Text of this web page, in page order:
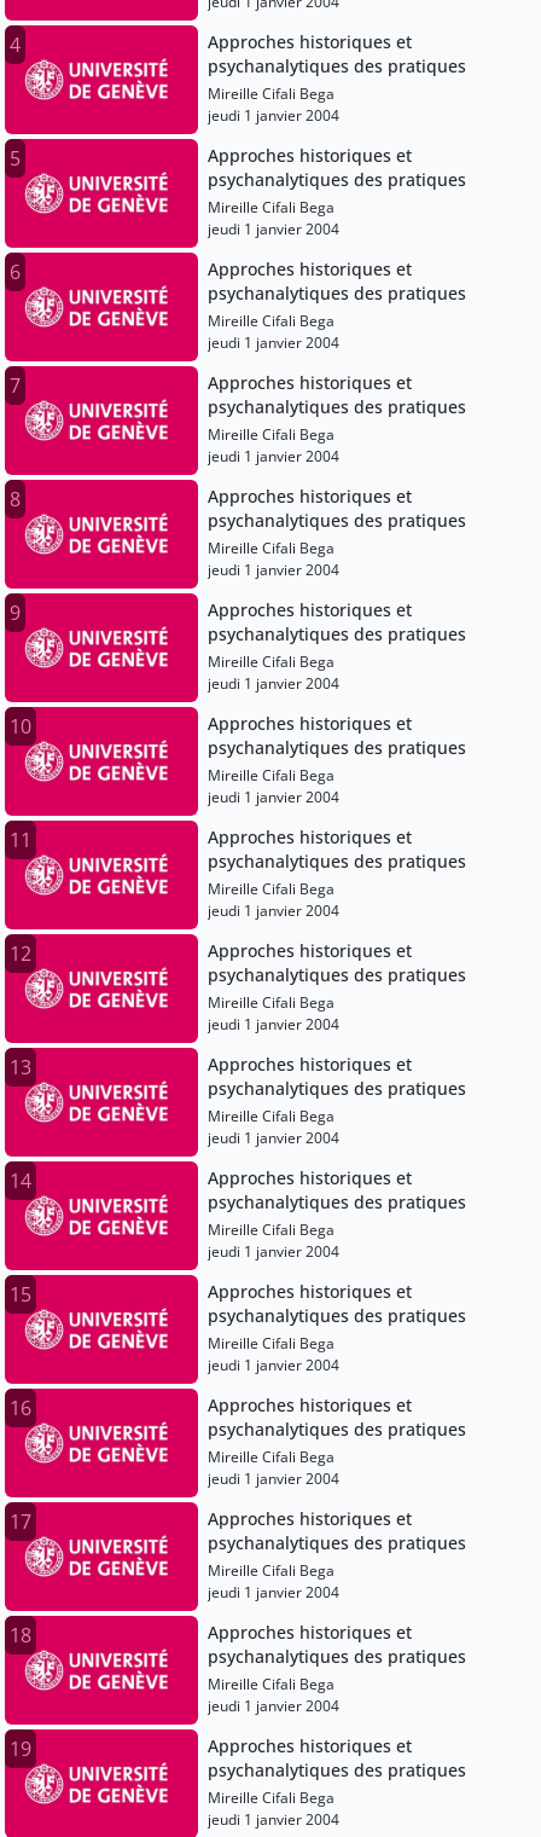
4
Approches historiques et
psychanalytiques des pratiques
Mireille Cifali Bega
jeudi 1 janvier 2004
5
Approches historiques et
psychanalytiques des pratiques
Mireille Cifali Bega
jeudi 1 janvier 2004
6
Approches historiques et
psychanalytiques des pratiques
Mireille Cifali Bega
jeudi 1 janvier 2004
7
Approches historiques et
psychanalytiques des pratiques
Mireille Cifali Bega
jeudi 1 janvier 2004
8
Approches historiques et
psychanalytiques des pratiques
Mireille Cifali Bega
jeudi 1 janvier 2004
9
Approches historiques et
psychanalytiques des pratiques
Mireille Cifali Bega
jeudi 1 janvier 2004
10
Approches historiques et
psychanalytiques des pratiques
Mireille Cifali Bega
jeudi 1 janvier 2004
11
Approches historiques et
psychanalytiques des pratiques
Mireille Cifali Bega
jeudi 1 janvier 2004
12
Approches historiques et
psychanalytiques des pratiques
Mireille Cifali Bega
jeudi 1 janvier 2004
13
Approches historiques et
psychanalytiques des pratiques
Mireille Cifali Bega
jeudi 1 janvier 2004
14
Approches historiques et
psychanalytiques des pratiques
Mireille Cifali Bega
jeudi 1 janvier 2004
15
Approches historiques et
psychanalytiques des pratiques
Mireille Cifali Bega
jeudi 1 janvier 2004
16
Approches historiques et
psychanalytiques des pratiques
Mireille Cifali Bega
jeudi 1 janvier 2004
17
Approches historiques et
psychanalytiques des pratiques
Mireille Cifali Bega
jeudi 1 janvier 2004
18
Approches historiques et
psychanalytiques des pratiques
Mireille Cifali Bega
jeudi 1 janvier 2004
19
Approches historiques et
psychanalytiques des pratiques
Mireille Cifali Bega
jeudi 1 janvier 2004